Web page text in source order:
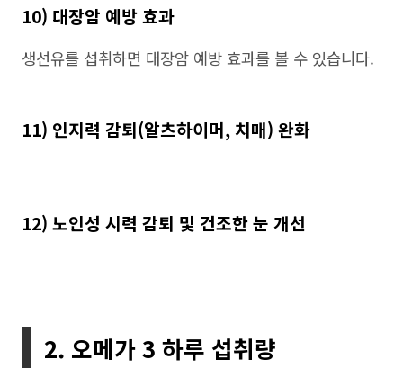
10) 대장암 예방 효과
생선유를 섭취하면 대장암 예방 효과를 볼 수 있습니다.
11) 인지력 감퇴(알츠하이머, 치매) 완화
12) 노인성 시력 감퇴 및 건조한 눈 개선
2. 오메가 3 하루 섭취량